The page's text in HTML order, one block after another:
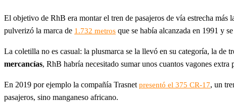
El objetivo de RhB era montar el tren de pasajeros de vía estrecha
pulverizó la marca de 1.732 metros que se había alcanzada en 1991 y
La coletilla no es casual: la plusmarca se la llevó en su categoría, la de
mercancías, RhB habría necesitado sumar unos cuantos vagones extra
En 2019 por ejemplo la compañía Trasnet presentó el 375 CR-17, un
pasajeros, sino manganeso africano.